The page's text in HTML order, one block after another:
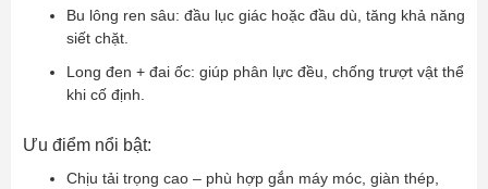
Bu lông ren sâu: đầu lục giác hoặc đầu dù, tăng khả năng
siết chặt.
Long đen + đai ốc: giúp phân lực đều, chống trượt vật thể
khi cố định.
Ưu điểm nổi bật:
Chịu tải trọng cao – phù hợp gắn máy móc, giàn thép,